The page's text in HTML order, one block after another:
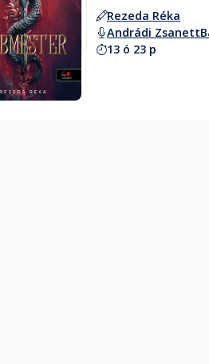
Hallgass bele
Rezeda Réka
Andrádi Zsanett
13 ó 23 p